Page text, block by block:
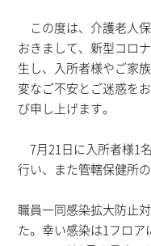
この度は、介護老人
おきまして、新型コロ
生し、入所者様やご家
変なご不安とご迷惑を
び申し上げます。
7月21日に入所者様1
行い、また管轄保健所
職員一同感染拡大防止
た。幸い感染は1フロ